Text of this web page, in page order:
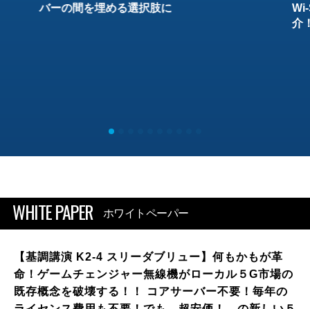
バーの間を埋める選択肢に
介
WHITE PAPER ホワイトペーパー
【基調講演 K2-4 スリーダブリュー】何もかもが革
命！ゲームチェンジャー無線機がローカル５G市場の
既存概念を破壊する！！ コアサーバー不要！毎年の